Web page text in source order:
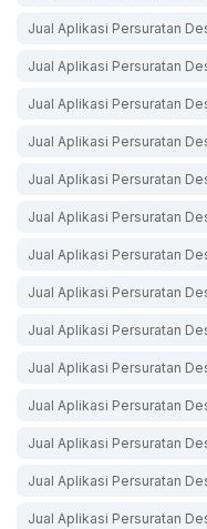
Jual Aplikasi Persuratan
Jual Aplikasi Persuratan
Jual Aplikasi Persuratan
Jual Aplikasi Persuratan
Jual Aplikasi Persuratan
Jual Aplikasi Persuratan
Jual Aplikasi Persuratan
Jual Aplikasi Persuratan
Jual Aplikasi Persuratan
Jual Aplikasi Persuratan
Jual Aplikasi Persuratan
Jual Aplikasi Persuratan
Jual Aplikasi Persuratan
Jual Aplikasi Persuratan